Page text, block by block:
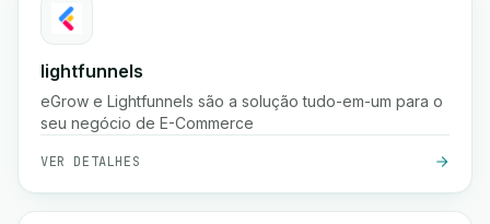
lightfunnels
eGrow e Lightfunnels são a solução tudo-em-um para o
seu negócio de E-Commerce
VER DETALHES